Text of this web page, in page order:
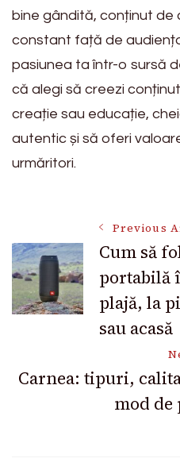
bine gândită, conținut
constant față de
pasiunea ta într-o sursă
că alegi să creezi
creație sau educație,
autentic și să oferi
urmăritori.
Post
Navigation
Previous
Cum să
portabilă
plajă, la
sau acasă
Carnea: tipuri,
mod de